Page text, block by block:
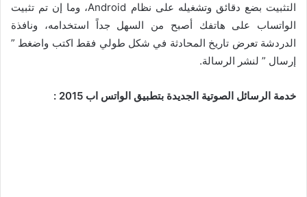
التثبيت بضع دقائق وتشغيله على نظام Android، وما إن تم تثبيت
الواتساب على هاتفك أصبح من السهل جداً استخدامه، ونافذة
الدردشة تعرض تاريخ المحادثة في شكل طولي فقط اكتب واضغط ”
إرسال ” لنشر الرسالة.
خدمة الرسائل الصوتية الجديدة بتطبيق الواتس اب 2015 :